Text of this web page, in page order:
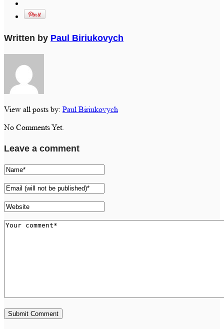
Written by Paul Biriukovych
View all posts by: Paul Biriukovych
No Comments Yet.
Leave a comment